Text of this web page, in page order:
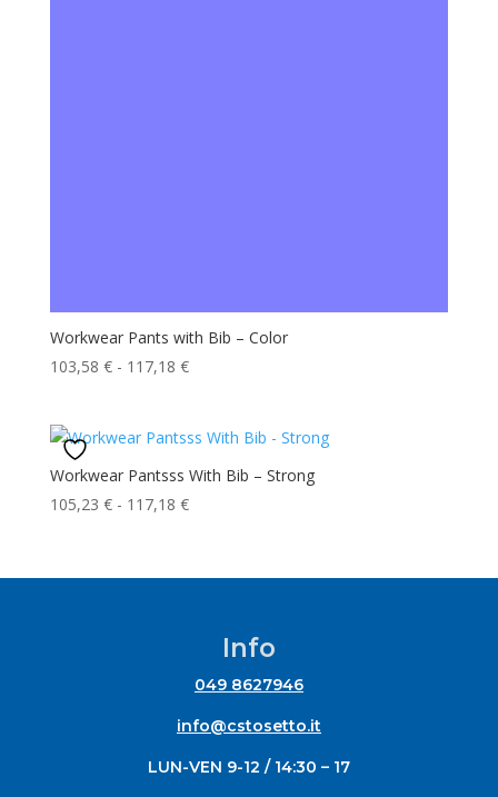
Workwear Pants with Bib – Color
103,58 € - 117,18 €Fascia
da
103,58 €
Workwear Pantsss With Bib – Strong
105,23 € - 117,18 €Fascia
da
117,18 €Info
049 8627946
info@cstosetto.it
LUN-VEN 9-12 / 14:30 – 17